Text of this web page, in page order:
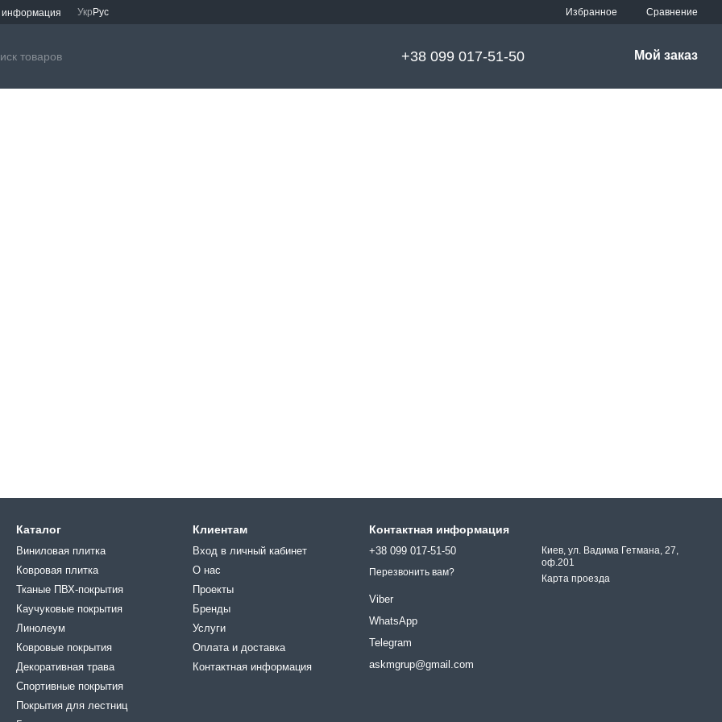
информация Укр Рус Избранное Сравнение
+38 099 017-51-50 Мой заказ
Каталог
Виниловая плитка
Ковровая плитка
Тканые ПВХ-покрытия
Каучуковые покрытия
Линолеум
Ковровые покрытия
Декоративная трава
Спортивные покрытия
Покрытия для лестниц
Клиентам
Вход в личный кабинет
О нас
Проекты
Бренды
Услуги
Оплата и доставка
Контактная информация
Контактная информация
+38 099 017-51-50
Перезвонить вам?
Viber
WhatsApp
Telegram
askmgrup@gmail.com
Киев, ул. Вадима Гетмана, 27,
оф.201
Карта проезда